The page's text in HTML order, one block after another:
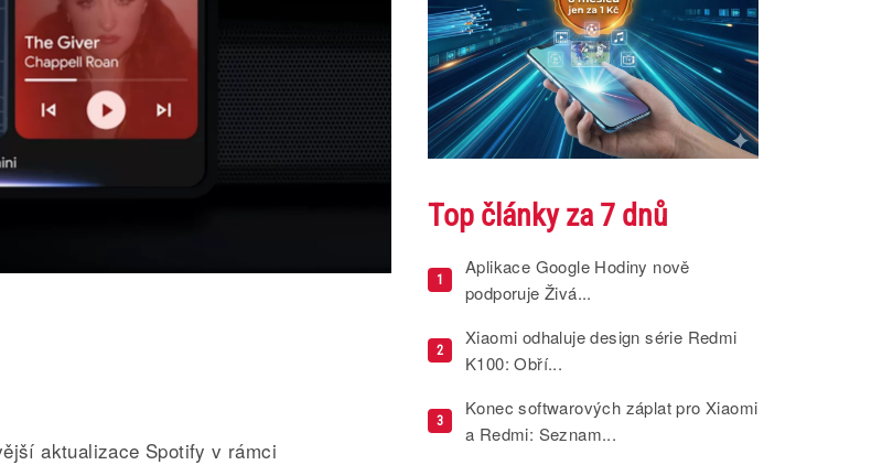
aktualizace Spotify v rámci
Top články za 7 dnů
1
Aplikace Google Hodiny nově
podporuje Živá...
2
Xiaomi odhaluje design série Redmi
K100: Obří...
3
Konec softwarových záplat pro Xiaomi
a Redmi: Seznam...